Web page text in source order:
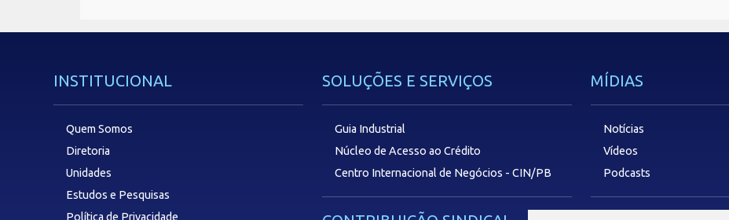
INSTITUCIONAL
Quem Somos
Diretoria
Unidades
Estudos e Pesquisas
Política de Privacidade
SOLUÇÕES E SERVIÇOS
Guia Industrial
Núcleo de Acesso ao Crédito
Centro Internacional de Negócios - CIN/PB
MÍDIAS
Notícias
Vídeos
Podcasts